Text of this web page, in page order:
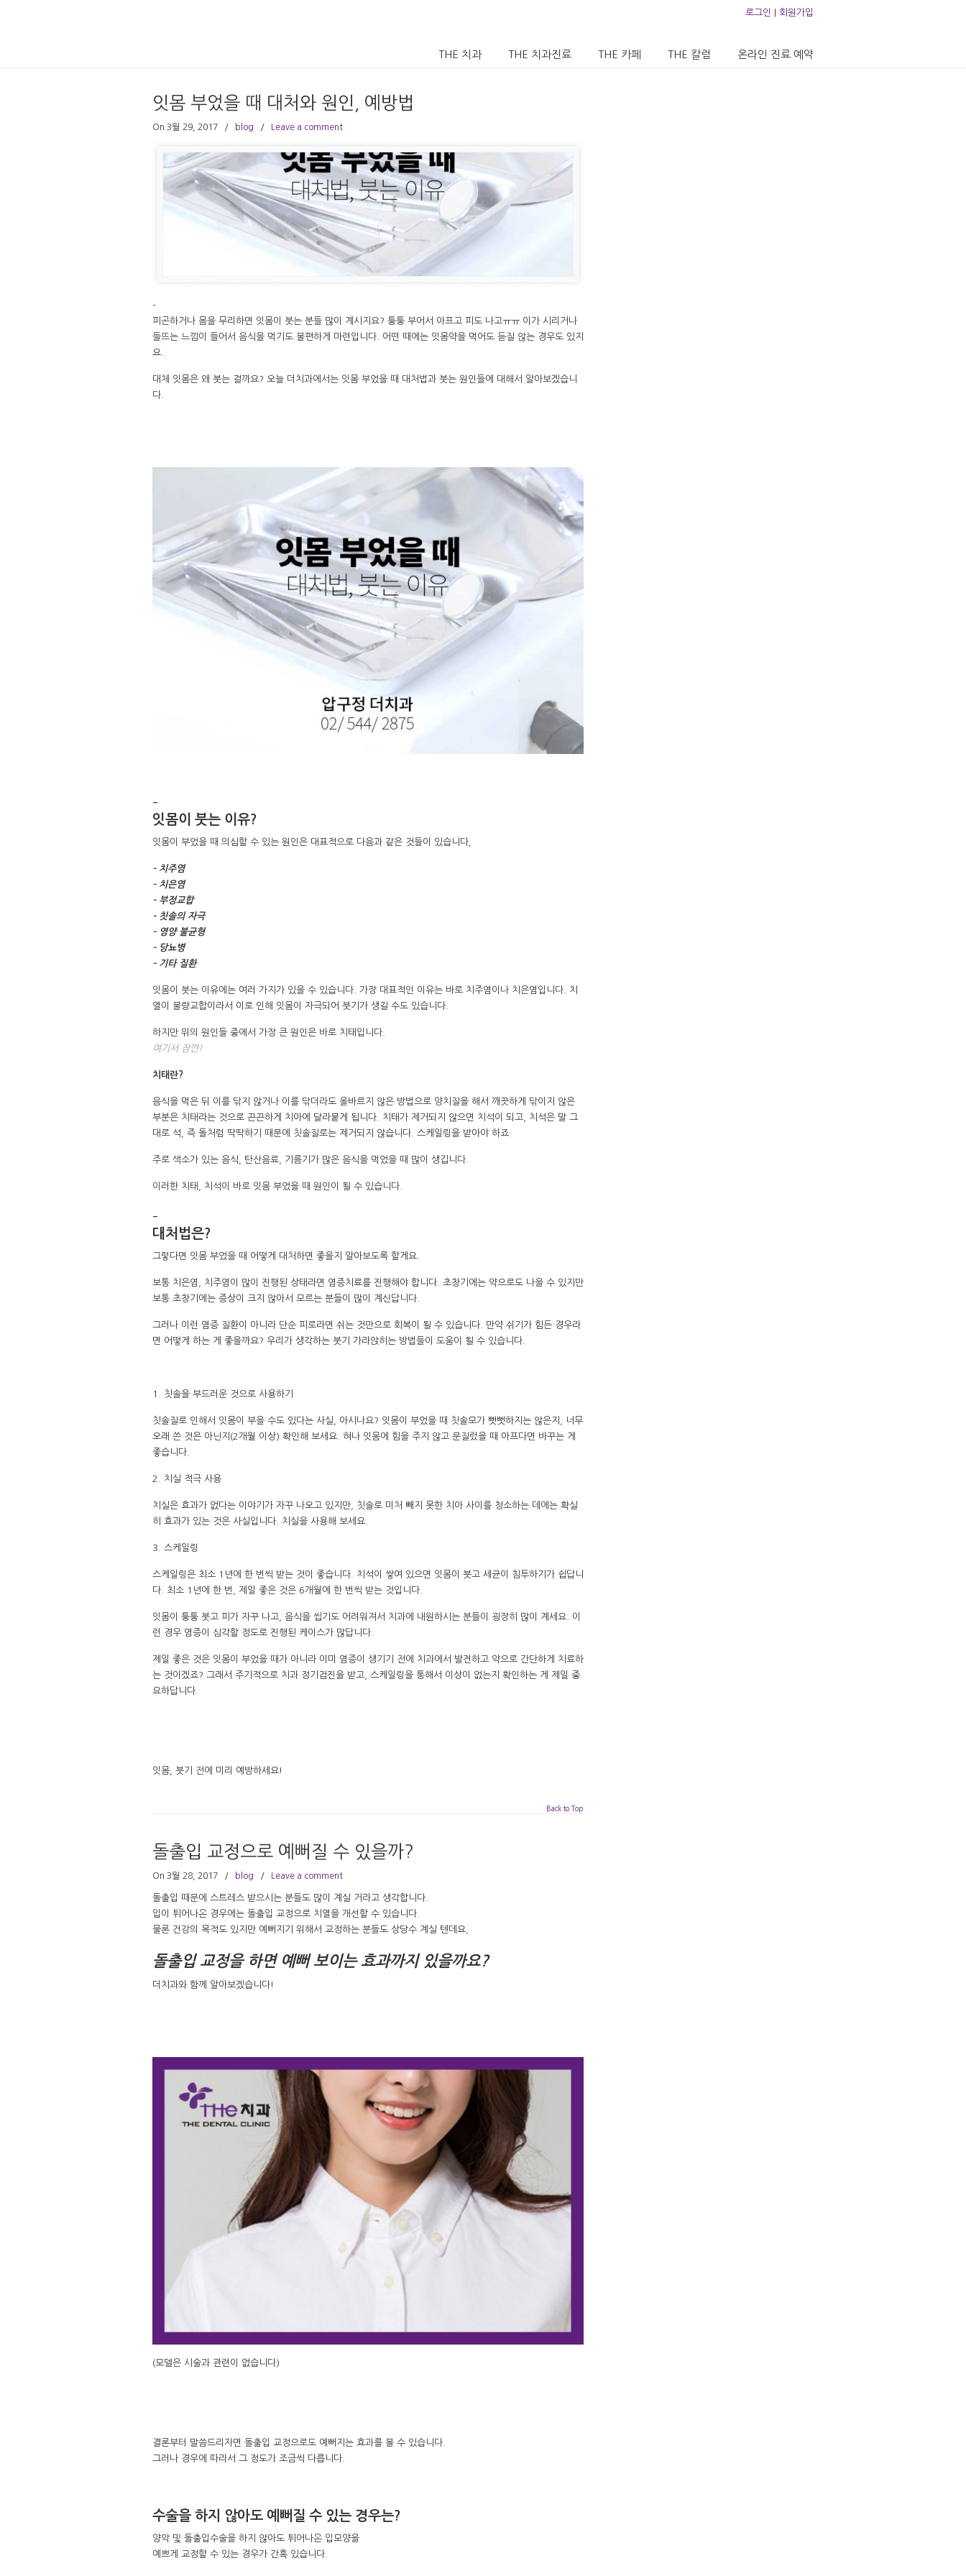
로그인 회원가입
THE 치과 THE 치과진료 THE 카페 THE 칼럼 온라인 진료 예약
잇몸 부었을 때 대처와 원인, 예방법
On 3월 29, 2017 / blog / Leave a comment
–
피곤하거나 몸을 무리하면 잇몸이 붓는 분들 많이 계시지요? 퉁퉁 부어서 아프고 피도 나고ㅠㅠ 이가 시리거나
들뜨는 느낌이 들어서 음식을 먹기도 불편하게 마련입니다. 어떤 때에는 잇몸약을 먹어도 듣질 않는 경우도 있지
요.
대체 잇몸은 왜 붓는 걸까요? 오늘 더치과에서는 잇몸 부었을 때 대처법과 붓는 원인들에 대해서 알아보겠습니
다.
–
잇몸이 붓는 이유?
잇몸이 부었을 때 의심할 수 있는 원인은 대표적으로 다음과 같은 것들이 있습니다,
– 치주염
– 치은염
– 부정교합
– 칫솔의 자극
– 영양 불균형
– 당뇨병
– 기타 질환
잇몸이 붓는 이유에는 여러 가지가 있을 수 있습니다. 가장 대표적인 이유는 바로 치주염이나 치은염입니다. 치
열이 불량교합이라서 이로 인해 잇몸이 자극되어 붓기가 생길 수도 있습니다.
하지만 위의 원인들 중에서 가장 큰 원인은 바로 치태입니다.
여기서 잠깐!
치태란?
음식을 먹은 뒤 이를 닦지 않거나 이를 닦더라도 올바르지 않은 방법으로 양치질을 해서 깨끗하게 닦이지 않은
부분은 치태라는 것으로 끈끈하게 치아에 달라붙게 됩니다. 치태가 제거되지 않으면 치석이 되고, 치석은 말 그
대로 석, 즉 돌처럼 딱딱하기 때문에 칫솔질로는 제거되지 않습니다. 스케일링을 받아야 하죠.
주로 색소가 있는 음식, 탄산음료, 기름기가 많은 음식을 먹었을 때 많이 생깁니다.
이러한 치태, 치석이 바로 잇몸 부었을 때 원인이 될 수 있습니다.
–
대처법은?
그렇다면 잇몸 부었을 때 어떻게 대처하면 좋을지 알아보도록 할게요.
보통 치은염, 치주염이 많이 진행된 상태라면 염증치료를 진행해야 합니다. 초창기에는 약으로도 나을 수 있지만
보통 초창기에는 증상이 크지 않아서 모르는 분들이 많이 계신답니다.
그러나 이런 염증 질환이 아니라 단순 피로라면 쉬는 것만으로 회복이 될 수 있습니다. 만약 쉬기가 힘든 경우라
면 어떻게 하는 게 좋을까요? 우리가 생각하는 붓기 가라앉히는 방법들이 도움이 될 수 있습니다.
1. 칫솔을 부드러운 것으로 사용하기
칫솔질로 인해서 잇몸이 부을 수도 있다는 사실, 아시나요? 잇몸이 부었을 때 칫솔모가 뻣뻣하지는 않은지, 너무
오래 쓴 것은 아닌지(2개월 이상) 확인해 보세요. 혀나 잇몸에 힘을 주지 않고 문질렀을 때 아프다면 바꾸는 게
좋습니다.
2. 치실 적극 사용
치실은 효과가 없다는 이야기가 자꾸 나오고 있지만, 칫솔로 미처 빼지 못한 치아 사이를 청소하는 데에는 확실
히 효과가 있는 것은 사실입니다. 치실을 사용해 보세요.
3. 스케일링
스케일링은 최소 1년에 한 번씩 받는 것이 좋습니다. 치석이 쌓여 있으면 잇몸이 붓고 세균이 침투하기가 쉽답니
다. 최소 1년에 한 번, 제일 좋은 것은 6개월에 한 번씩 받는 것입니다.
잇몸이 퉁퉁 붓고 피가 자꾸 나고, 음식을 씹기도 어려워져서 치과에 내원하시는 분들이 굉장히 많이 계세요. 이
런 경우 염증이 심각할 정도로 진행된 케이스가 많답니다.
제일 좋은 것은 잇몸이 부었을 때가 아니라 이미 염증이 생기기 전에 치과에서 발견하고 약으로 간단하게 치료하
는 것이겠죠? 그래서 주기적으로 치과 정기검진을 받고, 스케일링을 통해서 이상이 없는지 확인하는 게 제일 중
요하답니다.
잇몸, 붓기 전에 미리 예방하세요!
Back to Top
돌출입 교정으로 예뻐질 수 있을까?
On 3월 28, 2017 / blog / Leave a comment
돌출입 때문에 스트레스 받으시는 분들도 많이 계실 거라고 생각합니다.
입이 튀어나온 경우에는 돌출입 교정으로 치열을 개선할 수 있습니다.
물론 건강의 목적도 있지만 예뻐지기 위해서 교정하는 분들도 상당수 계실 텐데요,
돌출입 교정을 하면 예뻐 보이는 효과까지 있을까요?
더치과와 함께 알아보겠습니다!
(모델은 시술과 관련이 없습니다)
결론부터 말씀드리자면 돌출입 교정으로도 예뻐지는 효과를 볼 수 있습니다.
그러나 경우에 따라서 그 정도가 조금씩 다릅니다.
수술을 하지 않아도 예뻐질 수 있는 경우는?
양악 및 돌출입수술을 하지 않아도 튀어나온 입모양을
예쁘게 교정할 수 있는 경우가 간혹 있습니다.